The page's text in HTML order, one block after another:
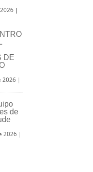
|
DE
2026 |
de
2026 |